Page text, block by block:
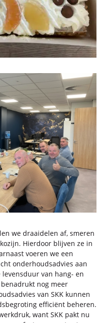
we draai­de­len af, sme­ren
Hier­door blij­ven ze in
voe­ren we een
on­der­houds­ad­vies aan
van hang- en
nog meer
van SKK kun­nen
ef­fi­ci­ënt be­he­ren.
want SKK pakt nu